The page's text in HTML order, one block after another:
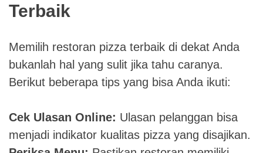
Terbaik
Memilih restoran pizza terbaik di dekat Anda
bukanlah hal yang sulit jika tahu caranya.
Berikut beberapa tips yang bisa Anda ikuti:
Cek Ulasan Online: Ulasan pelanggan bisa
menjadi indikator kualitas pizza yang disajikan.